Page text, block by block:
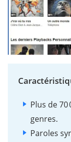
Plus de
genres.
Paroles